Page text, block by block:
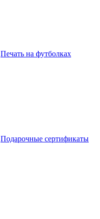
Печать на футболках
Подарочные сертификаты